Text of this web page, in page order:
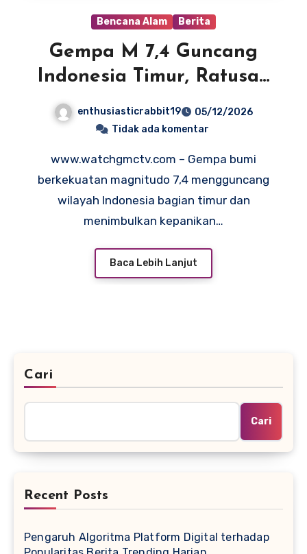
Bencana Alam Berita
Gempa M 7,4 Guncang
Indonesia Timur, Ratusan
Bangunan Dilaporkan
Rusak
enthusiasticrabbit19
05/12/2026
Tidak ada komentar
www.watchgmctv.com – Gempa bumi
berkekuatan magnitudo 7,4 mengguncang
wilayah Indonesia bagian timur dan
menimbulkan kepanikan…
Baca Lebih Lanjut
Cari
Cari
Recent Posts
Pengaruh Algoritma Platform Digital terhadap